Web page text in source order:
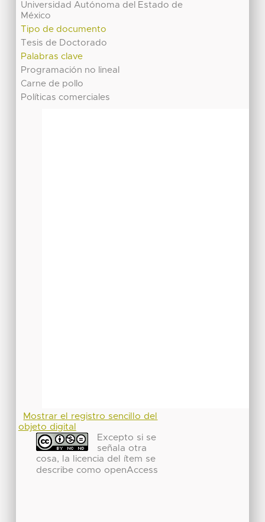
Universidad Autónoma del Estado de
México
Tipo de documento
Tesis de Doctorado
Palabras clave
Programación no lineal
Carne de pollo
Políticas comerciales
Mostrar el registro sencillo del
objeto digital
Excepto si se
señala otra
cosa, la licencia del ítem se
describe como openAccess